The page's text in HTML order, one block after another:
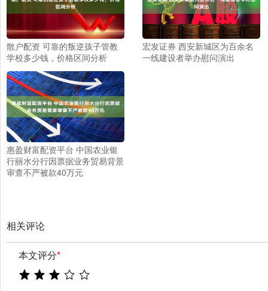
散户配资 可靠的叛逆孩子管教
学校多少钱，价格区间分析
宏发证券 西安新城区为百余名
一线建设者举办慰问演出
惠盈财富配资平台 中国农业银
行丽水分行因票据业务贸易背景
审查不严被款40万元
相关评论
本文评分*